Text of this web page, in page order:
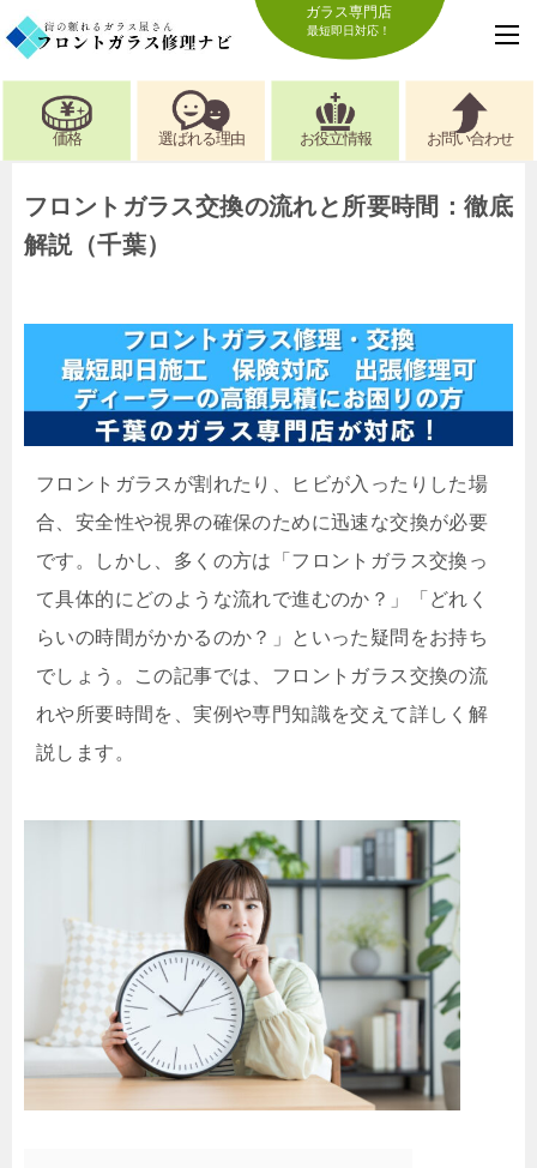
ガラス専門店
最短即日対応！
価格 選ばれる理由 お役立情報 お問い合わせ
フロントガラス交換の流れと所要時間：徹底
解説（千葉）
フロントガラスが割れたり、ヒビが入ったりした場
合、安全性や視界の確保のために迅速な交換が必要
です。しかし、多くの方は「フロントガラス交換っ
て具体的にどのような流れで進むのか？」「どれく
らいの時間がかかるのか？」といった疑問をお持ち
でしょう。この記事では、フロントガラス交換の流
れや所要時間を、実例や専門知識を交えて詳しく解
説します。